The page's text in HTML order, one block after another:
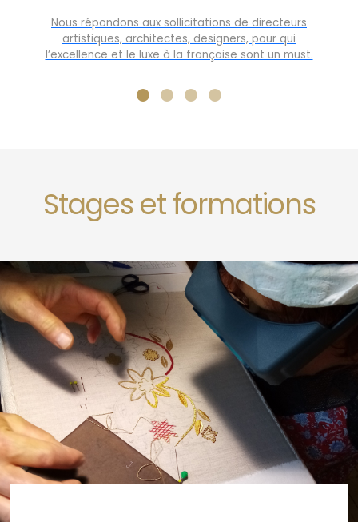
Nous répondons aux sollicitations de directeurs
artistiques, architectes, designers, pour qui
l’excellence et le luxe à la française sont un must.
Stages et formations